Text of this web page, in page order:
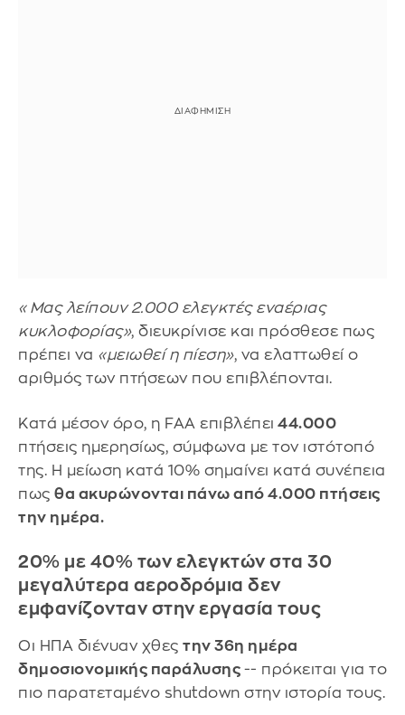
«Μας λείπουν 2.000 ελεγκτές εναέριας
κυκλοφορίας», διευκρίνισε και πρόσθεσε πως
πρέπει να «μειωθεί η πίεση», να ελαττωθεί ο
αριθμός των πτήσεων που επιβλέπονται.
Κατά μέσον όρο, η FAA επιβλέπει 44.000
πτήσεις ημερησίως, σύμφωνα με τον ιστότοπό
της. Η μείωση κατά 10% σημαίνει κατά συνέπεια
πως θα ακυρώνονται πάνω από 4.000 πτήσεις
την ημέρα.
20% με 40% των ελεγκτών στα 30
μεγαλύτερα αεροδρόμια δεν
εμφανίζονταν στην εργασία τους
Οι ΗΠΑ διένυαν χθες την 36η ημέρα
δημοσιονομικής παράλυσης -- πρόκειται για το
πιο παρατεταμένο shutdown στην ιστορία τους.